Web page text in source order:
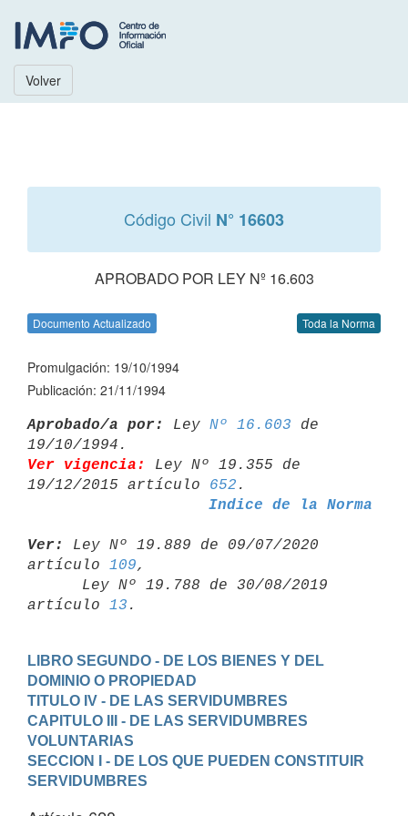
Volver
Código Civil N° 16603
APROBADO POR LEY Nº 16.603
Documento Actualizado Toda la Norma
Promulgación: 19/10/1994
Publicación: 21/11/1994
Aprobado/a por: Ley Nº 16.603 de
Ver vigencia:
Ley Nº 19.355 de
19/12/2015 artículo 652
Indice de la Norma
Ver:
Ley Nº 19.889 de 09/07/2020
artículo 109,
artículo 13
LIBRO SEGUNDO - DE LOS BIENES Y DEL
DOMINIO O PROPIEDAD
TITULO IV - DE LAS SERVIDUMBRES
CAPITULO III - DE LAS SERVIDUMBRES
VOLUNTARIAS
SECCION I - DE LOS QUE PUEDEN CONSTITUIR
SERVIDUMBRES